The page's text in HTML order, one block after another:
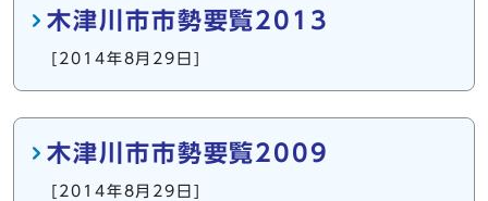
木津川市市勢要覧2013
[2014年8月29日]
木津川市市勢要覧2009
[2014年8月29日]